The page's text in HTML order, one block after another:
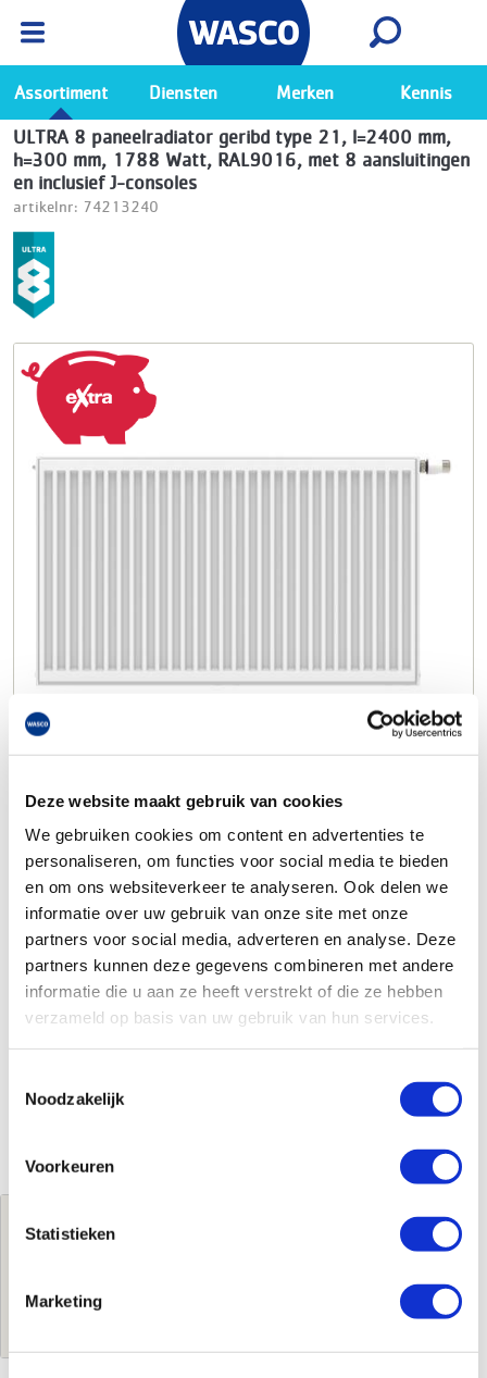
Deze website maakt gebruik van cookies
We gebruiken cookies om content en advertenties te
personaliseren, om functies voor social media te bieden
en om ons websiteverkeer te analyseren. Ook delen we
informatie over uw gebruik van onze site met onze
partners voor social media, adverteren en analyse. Deze
partners kunnen deze gegevens combineren met andere
informatie die u aan ze heeft verstrekt of die ze hebben
verzameld op basis van uw gebruik van hun services.
Noodzakelijk
Voorkeuren
Statistieken
Marketing
Ga naar de Wasco app
Bekijk
Assortiment Diensten Merken Kennis
ULTRA 8 paneelradiator geribd type 21, l=2400 mm,
h=300 mm, 1788 Watt, RAL9016, met 8 aansluitingen
en inclusief J-consoles
artikelnr: 74213240
Jouw brutoprijs
Log in voor jouw prijs